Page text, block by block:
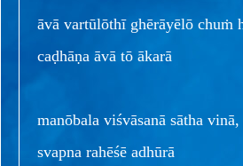
āvā vartūlōthī ghērāyēlō chuṁ
caḍhāṇa āvā tō ākarā
manōbala viśvāsanā sātha
svapna rahēśē adhūrā